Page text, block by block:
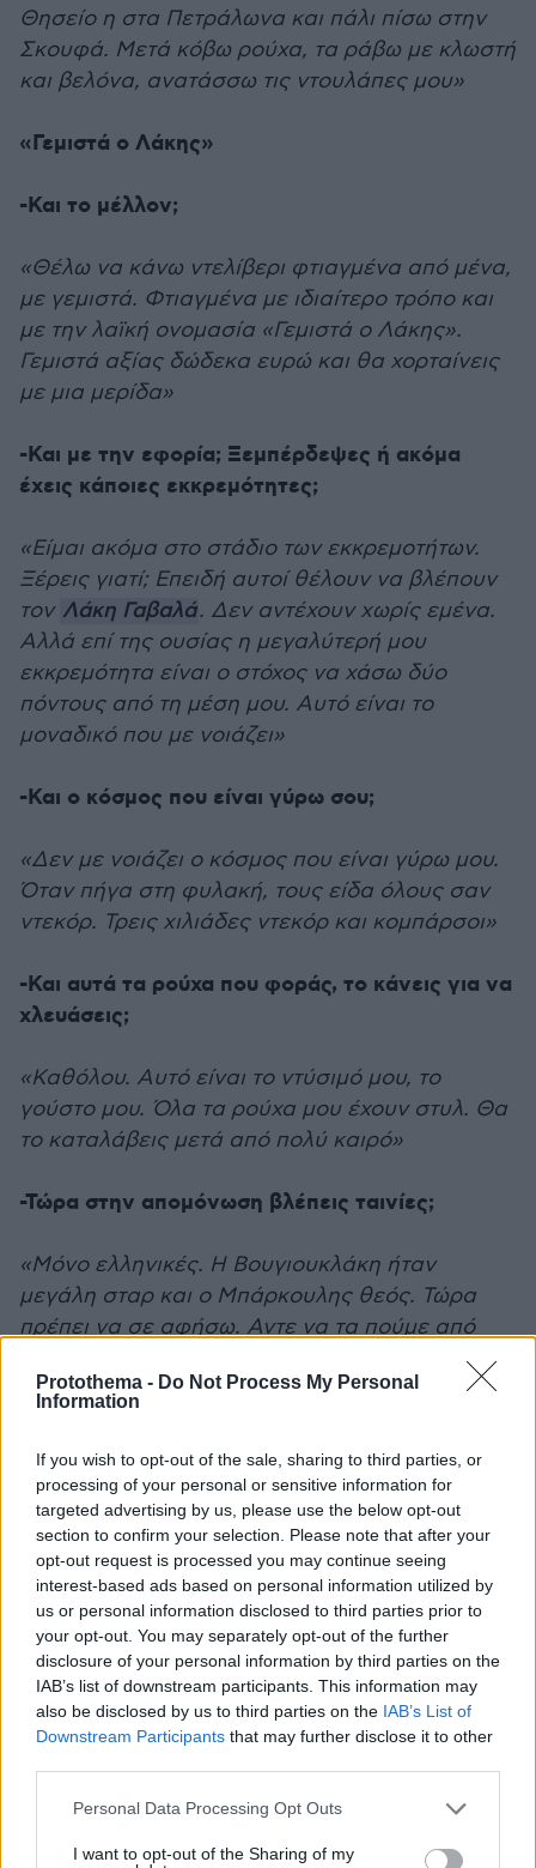
Protothema - Do Not Process My Personal
Information
If you wish to opt-out of the sale, sharing to third parties, or
processing of your personal or sensitive information for
targeted advertising by us, please use the below opt-out
section to confirm your selection. Please note that after your
opt-out request is processed you may continue seeing
interest-based ads based on personal information utilized by
us or personal information disclosed to third parties prior to
your opt-out. You may separately opt-out of the further
disclosure of your personal information by third parties on the
IAB’s list of downstream participants. This information may
also be disclosed by us to third parties on the IAB’s List of
Downstream Participants that may further disclose it to other
Please note that this website/app uses one or more Google
not limited to your visit or usage behaviour. You may click to
Personal Data Processing Opt Outs
I want to opt-out of the Sharing of my
Θησείο η στα Πετράλωνα και πάλι πίσω στην
Σκουφά. Μετά κόβω ρούχα, τα ράβω με κλωστή
και βελόνα, ανατάσσω τις ντουλάπες μου»
«Γεμιστά ο Λάκης»
-Και το μέλλον;
«Θέλω να κάνω ντελίβερι φτιαγμένα από μένα,
με γεμιστά. Φτιαγμένα με ιδιαίτερο τρόπο και
με την λαϊκή ονομασία «Γεμιστά ο Λάκης».
Γεμιστά αξίας δώδεκα ευρώ και θα χορταίνεις
με μια μερίδα»
-Και με την εφορία; Ξεμπέρδεψες ή ακόμα
έχεις κάποιες εκκρεμότητες;
«Είμαι ακόμα στο στάδιο των εκκρεμοτήτων.
Ξέρεις γιατί; Επειδή αυτοί θέλουν να βλέπουν
τον Λάκη Γαβαλά. Δεν αντέχουν χωρίς εμένα.
Αλλά επί της ουσίας η μεγαλύτερή μου
εκκρεμότητα είναι ο στόχος να χάσω δύο
πόντους από τη μέση μου. Αυτό είναι το
μοναδικό που με νοιάζει»
-Και ο κόσμος που είναι γύρω σου;
«Δεν με νοιάζει ο κόσμος που είναι γύρω μου.
Όταν πήγα στη φυλακή, τους είδα όλους σαν
ντεκόρ. Τρεις χιλιάδες ντεκόρ και κομπάρσοι»
-Και αυτά τα ρούχα που φοράς, το κάνεις για να
χλευάσεις;
«Καθόλου. Αυτό είναι το ντύσιμό μου, το
γούστο μου. Όλα τα ρούχα μου έχουν στυλ. Θα
το καταλάβεις μετά από πολύ καιρό»
-Τώρα στην απομόνωση βλέπεις ταινίες;
«Μόνο ελληνικές. Η Βουγιουκλάκη ήταν
μεγάλη σταρ και ο Μπάρκουλης θεός. Τώρα
πρέπει να σε αφήσω. Αντε να τα πούμε από
κοντά όταν μας εγκαταλείψει ο κορωνοϊός»
Απάντηση από τον Λάκη Γαβαλά για
προσβλητικά σχόλια και ψευδείς αναφορές
αναγνωστών
Με μεγάλη στενοχώρια και απογοήτευση
διάβασα τα μηνύματα των αναγνωστών σας
σχετικά με την συνέντευξη μου σε προχτεσινό
σας φύλλο.
Συγκρινόμενα αναφέρονται με ανήθικους και
φυλάκισή μου για τα υποτιθέμενα χρέη μου
προς το δημόσιο τα οποία έτσι κι αλλιώς